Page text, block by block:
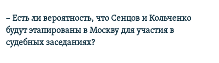
– Есть ли вероятность, что Сенцов и Кольченко
будут этапированы в Москву для участия в
судебных заседаниях?